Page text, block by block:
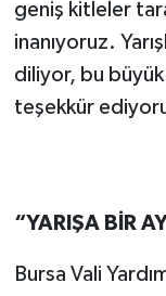
geniş kitleler
inanıyoruz.
diliyor, bu
teşekkür
“YARIŞA BİR
Bursa Vali